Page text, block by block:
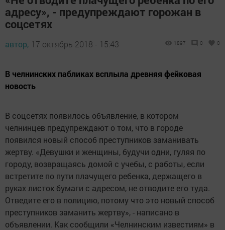
адресу», - предупреждают горожан в
соцсетях
автор, 17 октябрь 2018 - 15:43 1897 0 0
В челнинских пабликах всплыла древняя фейковая
новость
В соцсетях появилось объявление, в котором
челнинцев предупреждают о том, что в городе
появился новый способ преступников заманивать
жертву. «Девушки и женщины, будучи одни, гуляя по
городу, возвращаясь домой с учебы, с работы, если
встретите по пути плачущего ребенка, держащего в
руках листок бумаги с адресом, не отводите его туда.
Отведите его в полицию, потому что это новый способ
преступников заманить жертву», - написано в
объявлении. Как сообщили «Челнинским известиям» в